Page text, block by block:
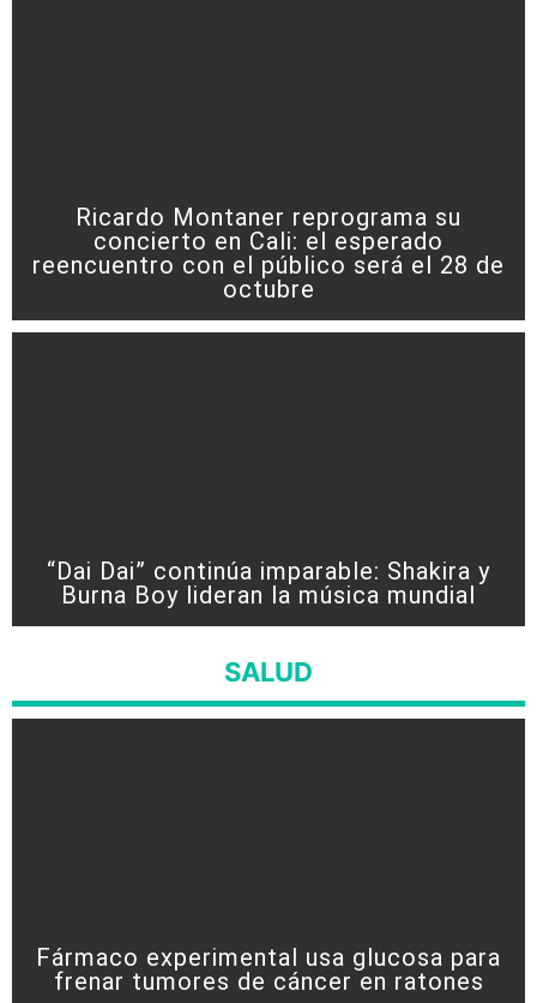
Ricardo Montaner reprograma su
concierto en Cali: el esperado
reencuentro con el público será el 28 de
octubre
“Dai Dai” continúa imparable: Shakira y
Burna Boy lideran la música mundial
SALUD
Fármaco experimental usa glucosa para
frenar tumores de cáncer en ratones